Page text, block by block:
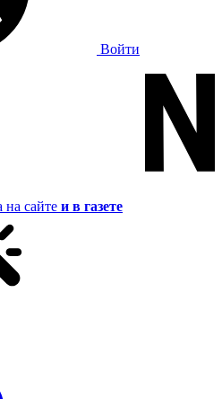
Войти
на сайте и в газете